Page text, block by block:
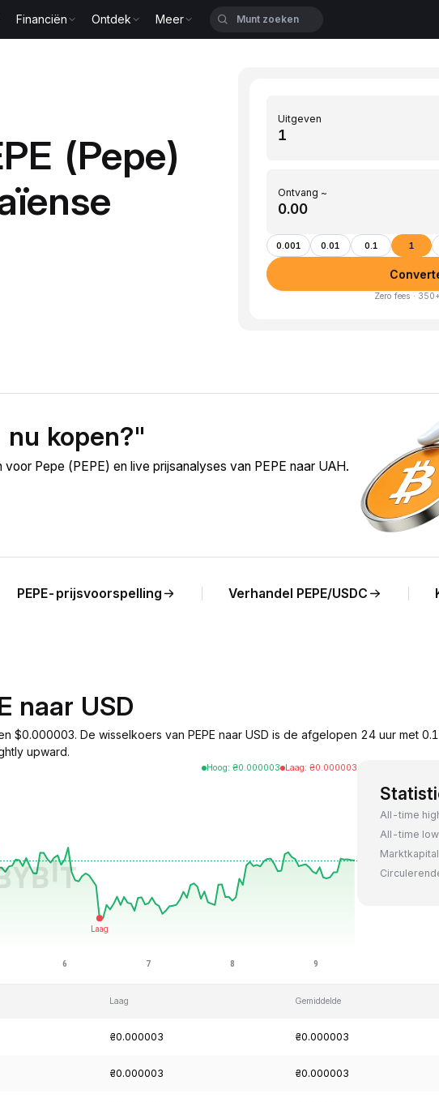
Financiën Ontdek Meer
(Pepe)
Uitgeven
Ontvang ~
0.001 0.01 0.1 1
Zero fees ·
nu kopen?"
Pepe (PEPE) en live prijsanalyses van PEPE naar UAH.
PEPE-prijsvoorspelling Verhandel PEPE/USDC
naar USD
$0.000003. De wisselkoers van PEPE naar USD is de afgelopen 24 uur met
upward.
Hoog: ₴0.000003 Laag: ₴0.000003
All-time
All-time low
Laag Gemiddelde
₴0.000003 ₴0.000003
₴0.000003 ₴0.000003